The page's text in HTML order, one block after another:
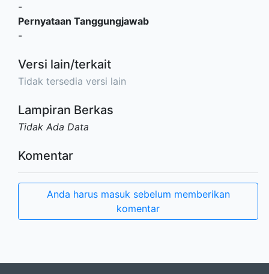
-
Pernyataan Tanggungjawab
-
Versi lain/terkait
Tidak tersedia versi lain
Lampiran Berkas
Tidak Ada Data
Komentar
Anda harus masuk sebelum memberikan
komentar